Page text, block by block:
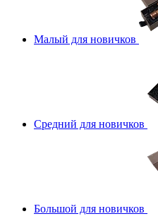
Малый для новичков
Средний для новичков
Большой для новичков